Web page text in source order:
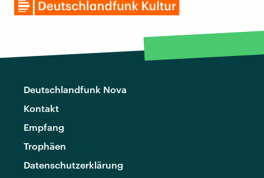
Deutschlandfunk Nova
Kontakt
Empfang
Trophäen
Datenschutzerklärung